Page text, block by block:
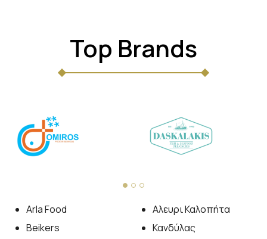
Top Brands
Arla Food
Beikers
Αλευρι Καλοπήτα
Κανδύλας